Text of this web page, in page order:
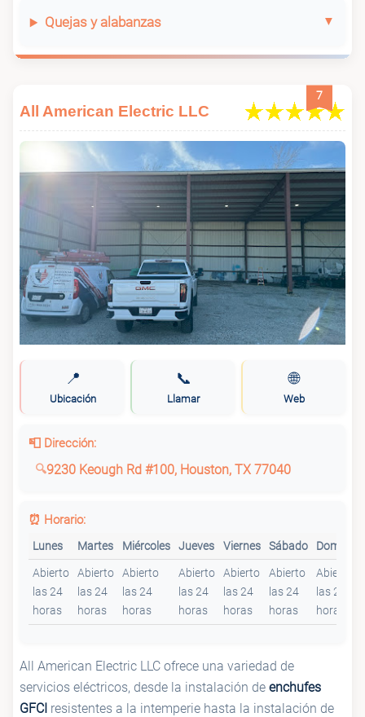
Quejas y alabanzas
7
All American Electric LLC
📍
Ubicación
📞
Llamar
🌐
Web
📮 Dirección:
9230 Keough Rd #100, Houston, TX 77040
⏰ Horario:
Lunes Martes Miércoles Jueves Viernes Sábado Domingo
Abierto
las 24
horas
Abierto
las 24
horas
Abierto
las 24
horas
Abierto
las 24
horas
Abierto
las 24
horas
Abierto
las 24
horas
Abierto
las 24
horas
All American Electric LLC ofrece una variedad de
servicios eléctricos, desde la instalación de enchufes
GFCI resistentes a la intemperie hasta la instalación de